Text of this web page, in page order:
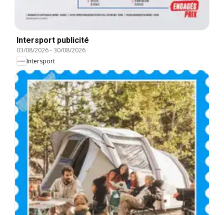
Intersport publicité
03/08/2026-30/08/2026
Intersport